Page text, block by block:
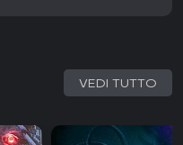
VEDI TUTTO